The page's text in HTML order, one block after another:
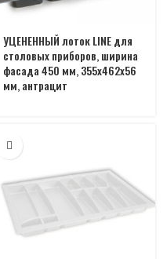
УЦЕНЕННЫЙ лоток LINE для
столовых приборов, ширина
фасада 450 мм, 355х462х56
мм, антрацит